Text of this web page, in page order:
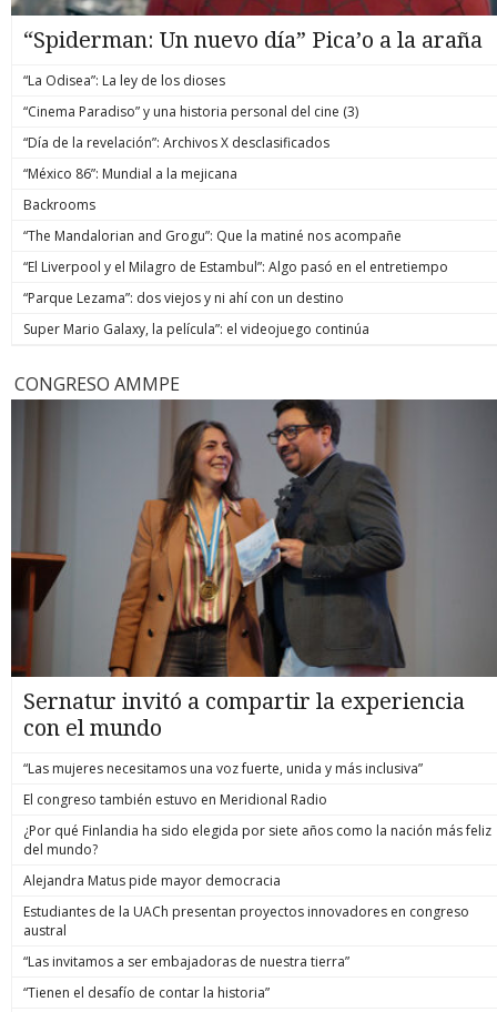
“Spiderman: Un nuevo día” Pica’o a la araña
“La Odisea”: La ley de los dioses
“Cinema Paradiso” y una historia personal del cine (3)
“Día de la revelación”: Archivos X desclasificados
“México 86”: Mundial a la mejicana
Backrooms
“The Mandalorian and Grogu”: Que la matiné nos acompañe
“El Liverpool y el Milagro de Estambul”: Algo pasó en el entretiempo
“Parque Lezama”: dos viejos y ni ahí con un destino
Super Mario Galaxy, la película”: el videojuego continúa
CONGRESO AMMPE
Sernatur invitó a compartir la experiencia
con el mundo
“Las mujeres necesitamos una voz fuerte, unida y más inclusiva”
El congreso también estuvo en Meridional Radio
¿Por qué Finlandia ha sido elegida por siete años como la nación más feliz
del mundo?
Alejandra Matus pide mayor democracia
Estudiantes de la UACh presentan proyectos innovadores en congreso
austral
“Las invitamos a ser embajadoras de nuestra tierra”
“Tienen el desafío de contar la historia”